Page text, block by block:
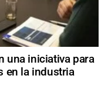
una iniciativa para
en la industria